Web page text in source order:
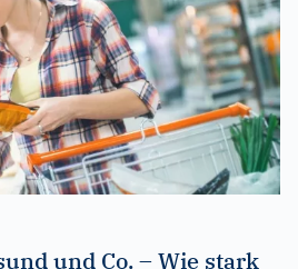
und Co. – Wie stark